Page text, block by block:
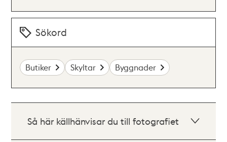
Sökord
Butiker Skyltar Byggnader
Så här källhänvisar du till fotografiet